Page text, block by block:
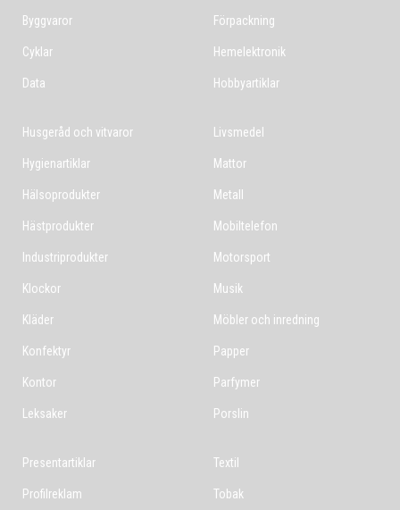
Byggvaror
Cyklar
Data
Förpackning
Hemelektronik
Hobbyartiklar
Husgeråd och vitvaror
Hygienartiklar
Hälsoprodukter
Hästprodukter
Industriprodukter
Klockor
Kläder
Konfektyr
Kontor
Leksaker
Livsmedel
Mattor
Metall
Mobiltelefon
Motorsport
Musik
Möbler och inredning
Papper
Parfymer
Porslin
Presentartiklar
Profilreklam
Textil
Tobak